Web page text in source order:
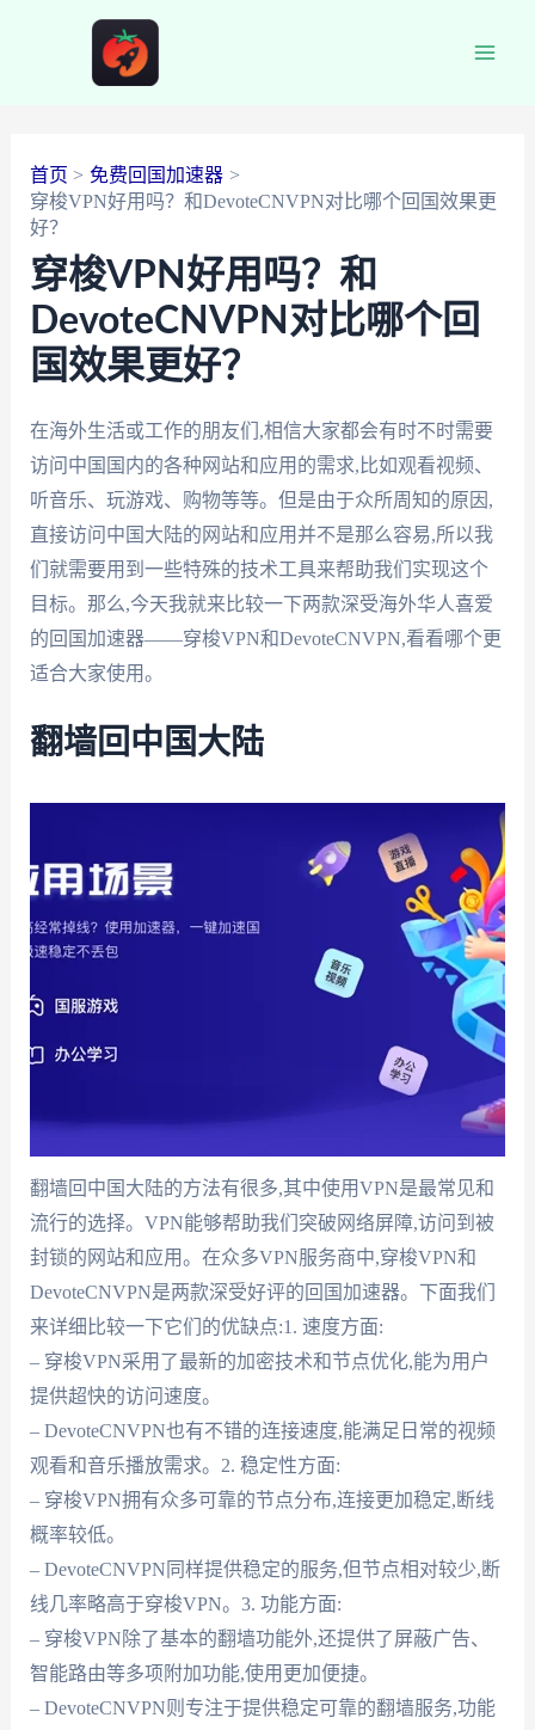
首页
免费回国加速器
穿梭VPN好用吗？和DevoteCNVPN对比哪个回国效果更
好？
穿梭VPN好用吗？和
DevoteCNVPN对比哪个回
国效果更好？
在海外生活或工作的朋友们,相信大家都会有时不时需要
访问中国国内的各种网站和应用的需求,比如观看视频、
听音乐、玩游戏、购物等等。但是由于众所周知的原因,
直接访问中国大陆的网站和应用并不是那么容易,所以我
们就需要用到一些特殊的技术工具来帮助我们实现这个
目标。那么,今天我就来比较一下两款深受海外华人喜爱
的回国加速器——穿梭VPN和DevoteCNVPN,看看哪个更
适合大家使用。
翻墙回中国大陆
翻墙回中国大陆的方法有很多,其中使用VPN是最常见和
流行的选择。VPN能够帮助我们突破网络屏障,访问到被
封锁的网站和应用。在众多VPN服务商中,穿梭VPN和
DevoteCNVPN是两款深受好评的回国加速器。下面我们
来详细比较一下它们的优缺点:1. 速度方面:
– 穿梭VPN采用了最新的加密技术和节点优化,能为用户
提供超快的访问速度。
– DevoteCNVPN也有不错的连接速度,能满足日常的视频
观看和音乐播放需求。2. 稳定性方面:
– 穿梭VPN拥有众多可靠的节点分布,连接更加稳定,断线
概率较低。
– DevoteCNVPN同样提供稳定的服务,但节点相对较少,断
线几率略高于穿梭VPN。3. 功能方面:
– 穿梭VPN除了基本的翻墙功能外,还提供了屏蔽广告、
智能路由等多项附加功能,使用更加便捷。
– DevoteCNVPN则专注于提供稳定可靠的翻墙服务,功能